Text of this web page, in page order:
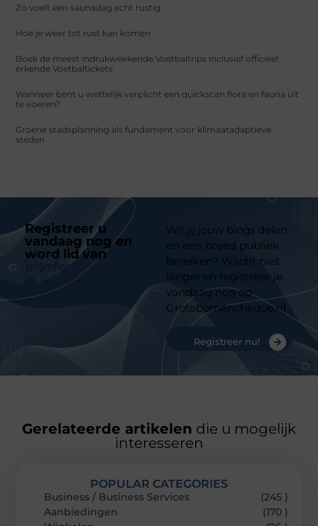
Zo voelt een saunadag echt rustig
Hoe je weer tot rust kan komen
Boek de meest indrukwekkende Voetbaltrips inclusief officieel
erkende Voetbaltickets
Wanneer bent u wettelijk verplicht een quickscan flora en fauna uit
te voeren?
Groene stadsplanning als fundament voor klimaatadaptieve
steden
Registreer u
vandaag nog en
word lid van
platform
Wil jij jouw blogs delen
en een breed publiek
bereiken? Wacht niet
langer en registreer je
vandaag nog op
Grotebomencheque.nl
Registreer nu!
Gerelateerde artikelen die u mogelijk
interesseren
POPULAR CATEGORIES
Business / Business Services
(245 )
Aanbiedingen
(170 )